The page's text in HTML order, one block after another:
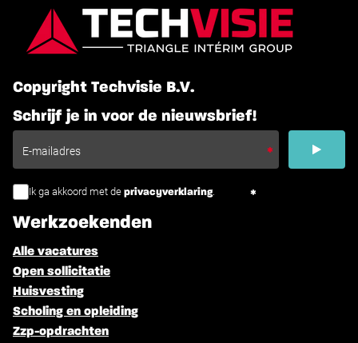
Copyright Techvisie B.V.
Schrijf je in voor de nieuwsbrief!
Ik ga akkoord met de privacyverklaring.
Werkzoekenden
Alle vacatures
Open sollicitatie
Huisvesting
Scholing en opleiding
Zzp-opdrachten